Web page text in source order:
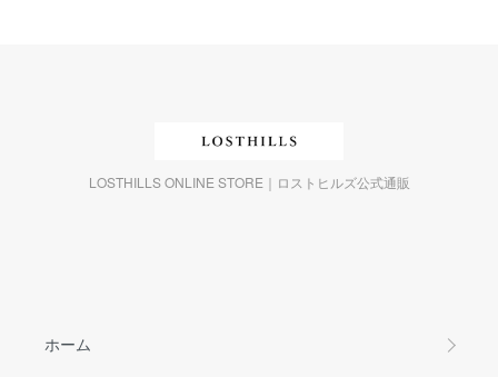
LOSTHILLS ONLINE STORE｜ロストヒルズ公式通販
ホーム